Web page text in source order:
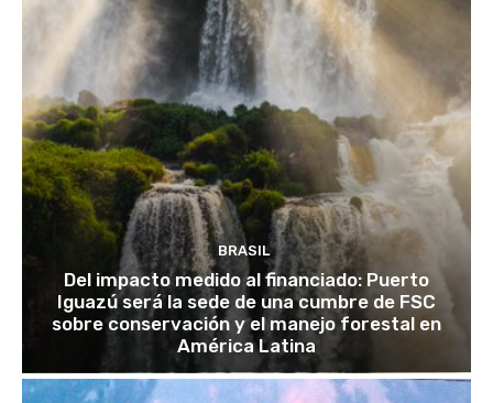
BRASIL
Del impacto medido al financiado: Puerto
Iguazú será la sede de una cumbre de FSC
sobre conservación y el manejo forestal en
América Latina